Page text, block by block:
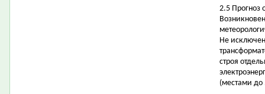
2.5 Прогноз
Не
строя
(местами до